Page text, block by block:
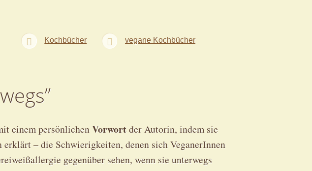
Kochbücher vegane Kochbücher
einem persönlichenVorwortder Autorin, indem sie
– die Schwierigkeiten, denen sich VeganerInnen
gegenüber sehen, wenn sie unterwegs